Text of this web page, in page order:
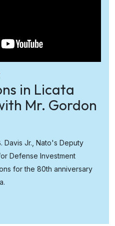
in Licata
Mr. Gordon
Davis Jr., Nato's Deputy
Defense Investment
for the 80th anniversary